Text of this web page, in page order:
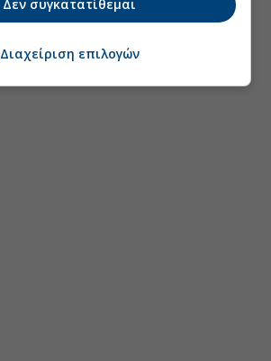
Δεν συγκατατίθεμαι
Διαχείριση επιλογών